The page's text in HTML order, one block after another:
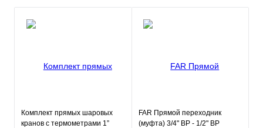
Комплект прямых шаровых
кранов с термометрами 1”
FAR Прямой переходник
(муфта) 3/4" ВР - 1/2" ВР